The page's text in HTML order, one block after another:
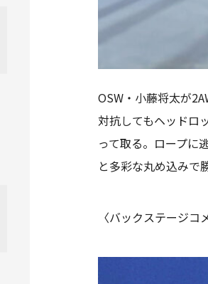
OSW・小藤将太が
対抗してもヘッドロ
って取る。ロープに
と多彩な丸め込みで
〈バックステージコ